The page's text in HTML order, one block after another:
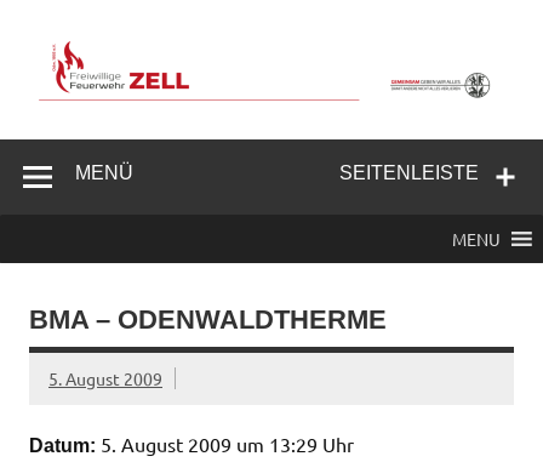
springen
Feuerwehr
SEITENLEISTE
MENÜ
MENU
BMA – ODENWALDTHERME
5. August 2009
Datum: 5. August 2009 um 13:29 Uhr